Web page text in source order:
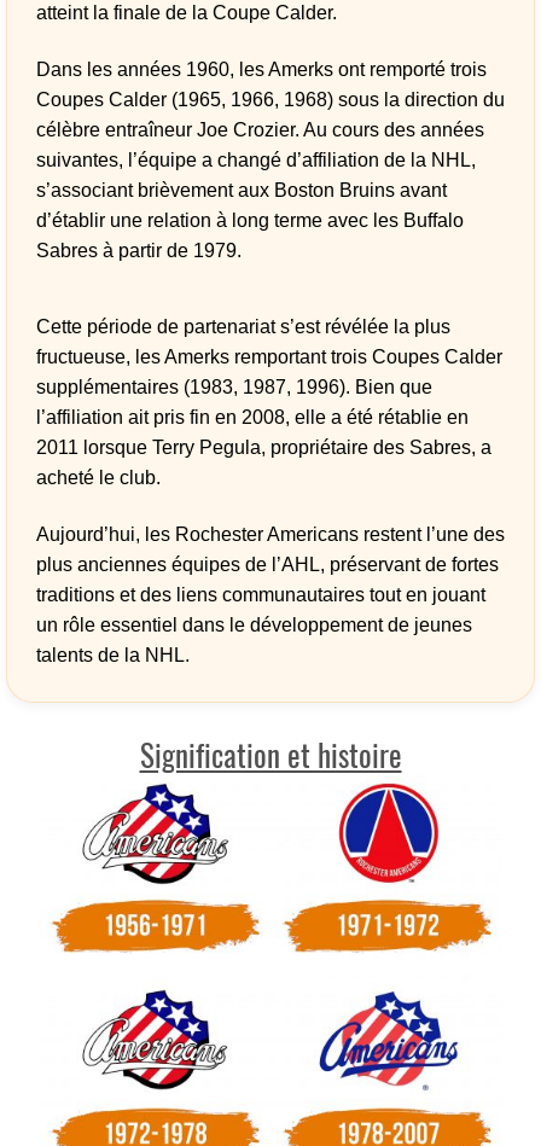
atteint la finale de la Coupe Calder.
Dans les années 1960, les Amerks ont remporté trois
Coupes Calder (1965, 1966, 1968) sous la direction du
célèbre entraîneur Joe Crozier. Au cours des années
suivantes, l’équipe a changé d’affiliation de la NHL,
s’associant brièvement aux Boston Bruins avant
d’établir une relation à long terme avec les Buffalo
Sabres à partir de 1979.
Cette période de partenariat s’est révélée la plus
fructueuse, les Amerks remportant trois Coupes Calder
supplémentaires (1983, 1987, 1996). Bien que
l’affiliation ait pris fin en 2008, elle a été rétablie en
2011 lorsque Terry Pegula, propriétaire des Sabres, a
acheté le club.
Aujourd’hui, les Rochester Americans restent l’une des
plus anciennes équipes de l’AHL, préservant de fortes
traditions et des liens communautaires tout en jouant
un rôle essentiel dans le développement de jeunes
talents de la NHL.
Signification et histoire